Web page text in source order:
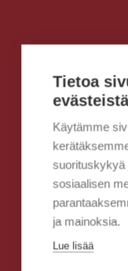
Tietoa
Käytämme
suorituskykyä
sosiaalisen
ja mainoksia.
Lue lisää